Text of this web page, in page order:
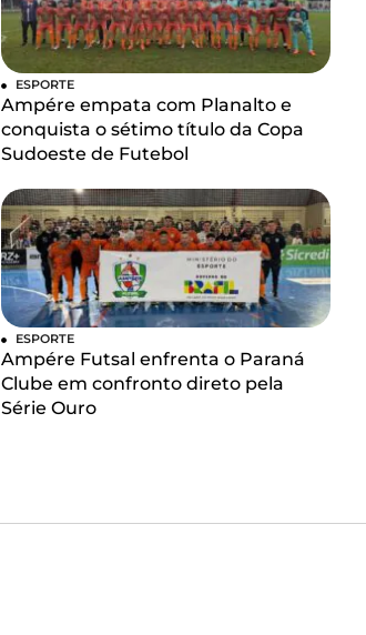
ESPORTE
Ampére empata com Planalto e
conquista o sétimo título da Copa
Sudoeste de Futebol
ESPORTE
Ampére Futsal enfrenta o Paraná
Clube em confronto direto pela
Série Ouro